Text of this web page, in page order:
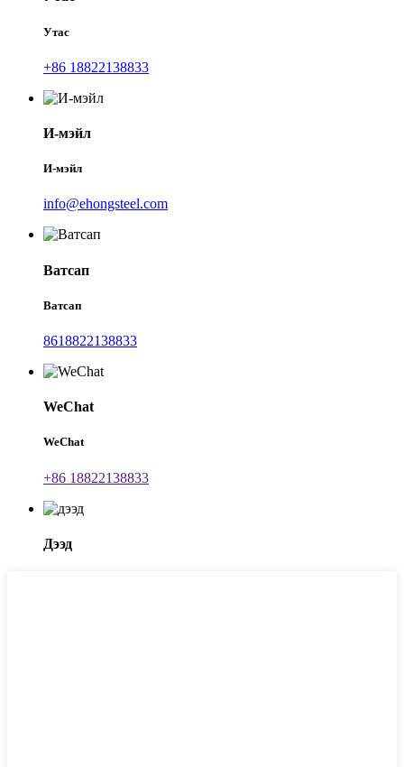
Утас
+86 18822138833
И-мэйл
И-мэйл
info@ehongsteel.com
Ватсап
Ватсап
8618822138833
WeChat
WeChat
+86 18822138833
Дээд